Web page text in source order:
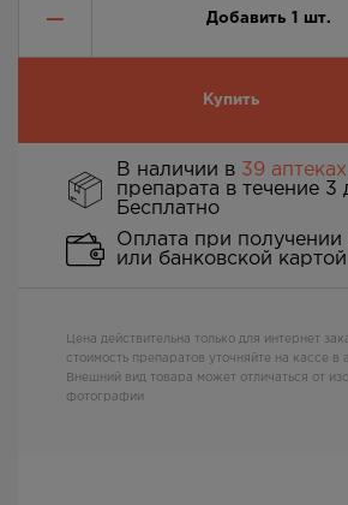
Добавить 1 шт.
Купить
В наличии в 39 аптеках
препарата в течение 3
Бесплатно
Оплата при
или банковской картой
Цена действительна только для интернет
стоимость препаратов уточняйте на кассе в
Внешний вид товара может отличаться от
фотографии